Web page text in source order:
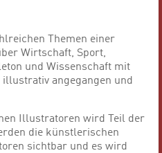
Themen einer
Wirtschaft, Sport,
und Wissenschaft mit
angegangen und
Illustratoren wird Teil der
die künstlerischen
sichtbar und es wird